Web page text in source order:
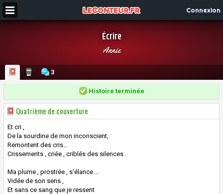
Connexion
Écrire
Annie
3
Histoire terminée
Quatrième de couverture
Et cri ,
De la sourdine de mon inconscient,
Remontent des cris…
Crissements , criée , criblés des silences .
Ma plume , prostrée , s’élance …
Vidée de son sens ,
Et sans ce sang que je ressent